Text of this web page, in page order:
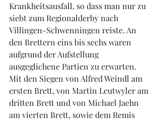
Krankheitsausfall, so dass man nur zu
siebt zum Regionalderby nach
Villingen-Schwenningen reiste. An
den Brettern eins bis sechs waren
aufgrund der Aufstellung
ausgeglichene Partien zu erwarten.
Mit den Siegen von Alfred Weindl am
ersten Brett, von Martin Leutwyler am
dritten Brett und von Michael Jaehn
am vierten Brett, sowie dem Remis